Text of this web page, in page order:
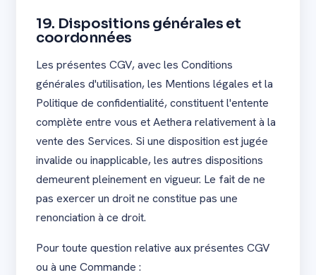
19. Dispositions générales et
coordonnées
Les présentes CGV, avec les Conditions
générales d'utilisation, les Mentions légales et la
Politique de confidentialité, constituent l'entente
complète entre vous et Aethera relativement à la
vente des Services. Si une disposition est jugée
invalide ou inapplicable, les autres dispositions
demeurent pleinement en vigueur. Le fait de ne
pas exercer un droit ne constitue pas une
renonciation à ce droit.
Pour toute question relative aux présentes CGV
ou à une Commande :